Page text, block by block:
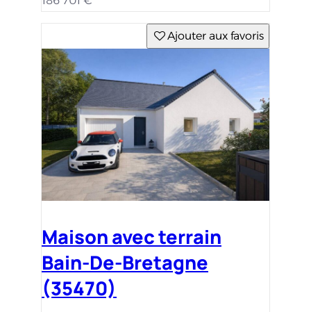
Ajouter aux favoris
Maison avec terrain
Bain-De-Bretagne
(35470)